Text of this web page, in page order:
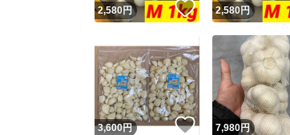
2,580円 いいね！
2,580円
3,600円 いいね！
7,980円